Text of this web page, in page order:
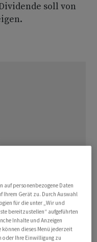
soll von
Konzern allerdings
auf personenbezogene Daten
Ihrem Gerät zu. Durch Auswahl
für die unter „Wir und
bereitzustellen“ aufgeführten
Inhalte und Anzeigen
können dieses Menü jederzeit
oder Ihre Einwilligung zu